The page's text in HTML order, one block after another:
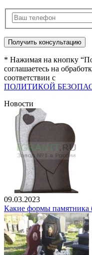
* Нажимая на кнопку
соглашаетесь на
соответствии с
ПОЛИТИКОЙ
Новости
09.03.2023
Какие формы памятника